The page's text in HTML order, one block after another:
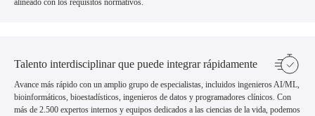
alineado con los requisitos normativos.
Talento interdisciplinar que puede integrar rápidamente
Avance más rápido con un amplio grupo de especialistas, incluidos ingenieros AI/ML,
bioinformáticos, bioestadísticos, ingenieros de datos y programadores clínicos. Con
más de 2.500 expertos internos y equipos dedicados a las ciencias de la vida, podemos